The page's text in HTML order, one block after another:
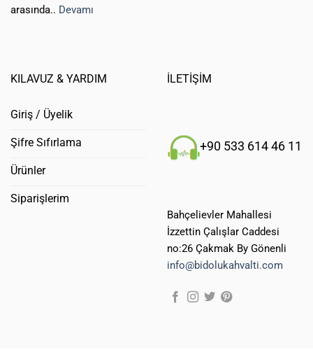
arasında.. Devamı
KILAVUZ & YARDIM
Giriş / Üyelik
Şifre Sıfırlama
Ürünler
Siparişlerim
İLETİŞİM
+90 533 614 46 11
Bahçelievler Mahallesi
İzzettin Çalışlar Caddesi
no:26 Çakmak By Gönenli
info@bidolukahvalti.com